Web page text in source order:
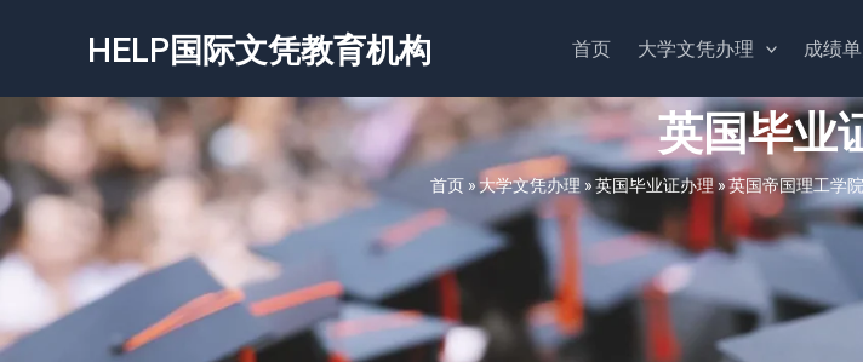
容
HELP国际文凭教育机构 首页 大学文凭办理 成绩
英国毕业
首页»大学文凭办理 »英国毕业证办理»英国帝国理工